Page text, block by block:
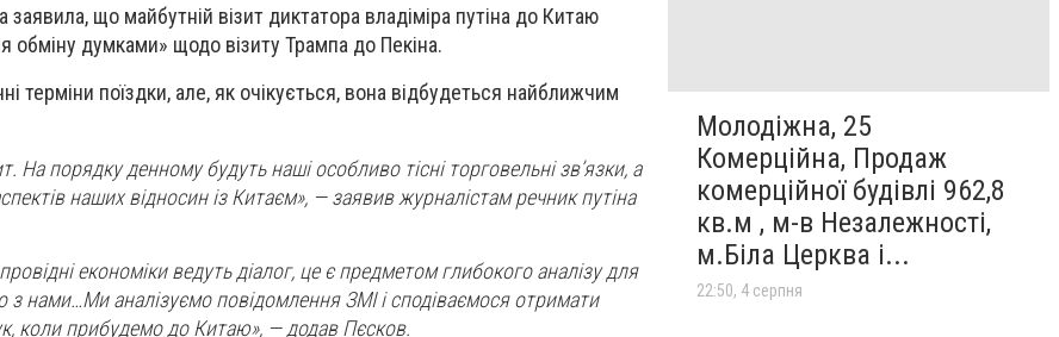
що майбутній візит диктатора владіміра путіна до Китаю
обміну думками» щодо візиту Трампа до Пекіна.
терміни поїздки, але, як очікується, вона відбудеться найближчим
На порядку денному будуть наші особливо тісні торговельні зв’язки, а
наших відносин із Китаєм», — заявив журналістам речник путіна
економіки ведуть діалог, це є предметом глибокого аналізу для
з нами…Ми аналізуємо повідомлення ЗМІ і сподіваємося отримати
коли прибудемо до Китаю», — додав Пєсков.
Молодіжна, 25
Комерційна, Продаж
комерційної будівлі 962,8
кв.м , м-в Незалежності,
м.Біла Церква і...
22:50, 4 серпня